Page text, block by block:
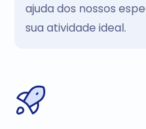
ajuda dos nossos
sua atividade ideal.